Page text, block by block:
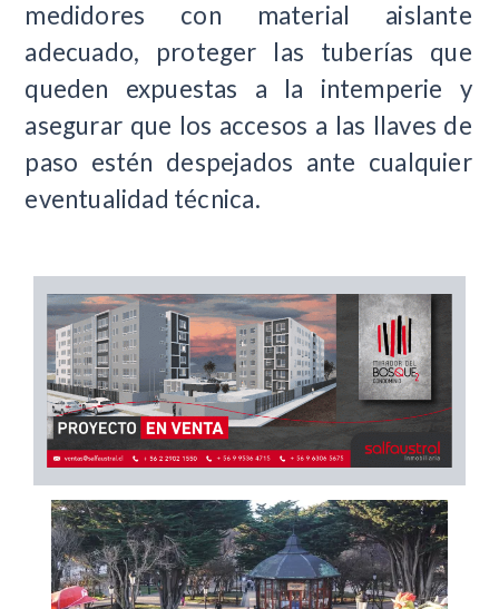
medidores con material aislante
adecuado, proteger las tuberías que
queden expuestas a la intemperie y
asegurar que los accesos a las llaves de
paso estén despejados ante cualquier
eventualidad técnica.